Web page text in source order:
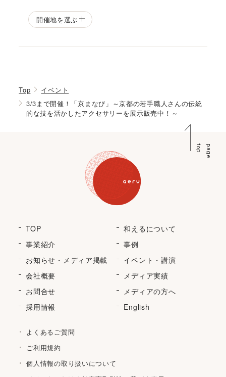
開催地を選ぶ
Top
イベント
3/3まで開催！「京まなび」～京都の若手職人さんの伝統
的な技を活かしたアクセサリーを展示販売中！～
p
a
g
e
t
o
p
TOP
和えるについて
事業紹介
事例
お知らせ・メディア掲載
イベント・講演
会社概要
メディア実績
お問合せ
メディアの方へ
採用情報
English
よくあるご質問
ご利用規約
個人情報の取り扱いについて